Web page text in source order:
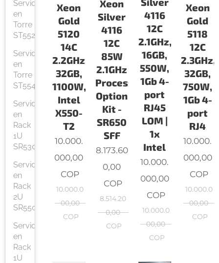
Servidor
en
Torre
ST552
Servidor
en
Torre
ST554
Servidor
en
Rack
1U
SR530
Servidor
en
Rack
2U
SR550
Servidor
en
Rack
1U
Xeon
Gold
5120
14C
2.2GHz,
32GB,
1100W,
Intel
X550-
T2
10.000.
000,00
COP
10.000.0
00,00
COP
Xeon
Silver
4116
12C
85W
2.1GHz
Processor
Option
Kit -
SR650
SFF
8.173.60
0,00
COP
8.514.20
0,00
COP
4116
12C
2.1GHz,
16GB,
550W,
1Gb 4-
port
RJ45
LOM |
1x
Intel
10.000.
000,00
COP
10.000.0
00,00
COP
Xeon
Gold
5118
12C
2.3GHz,
32GB,
750W,
1Gb 4-
port
RJ4
10.000.
000,00
COP
10.000.0
00,00
COP